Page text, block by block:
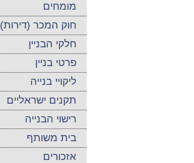
מומחים
חוק המכר (דירות)
חלקי הבניין
פרטי בניין
ליקויי בנייה
תקנים ישראליים
רישוי הבנייה
בית משותף
אזכורים